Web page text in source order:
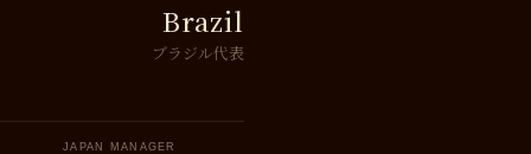
Brazil
ブラジル代表
JAPAN MANAGER